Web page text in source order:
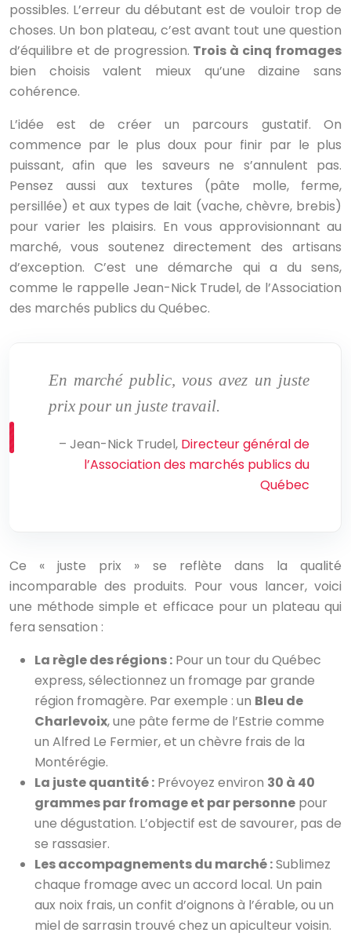
possibles. L’erreur du débutant est de vouloir trop de
choses. Un bon plateau, c’est avant tout une question
d’équilibre et de progression. Trois à cinq fromages
bien choisis valent mieux qu’une dizaine sans
cohérence.
L’idée est de créer un parcours gustatif. On
commence par le plus doux pour finir par le plus
puissant, afin que les saveurs ne s’annulent pas.
Pensez aussi aux textures (pâte molle, ferme,
persillée) et aux types de lait (vache, chèvre, brebis)
pour varier les plaisirs. En vous approvisionnant au
marché, vous soutenez directement des artisans
d’exception. C’est une démarche qui a du sens,
comme le rappelle Jean-Nick Trudel, de l’Association
des marchés publics du Québec.
En marché public, vous avez un juste
prix pour un juste travail.
– Jean-Nick Trudel, Directeur général de
l’Association des marchés publics du
Québec
Ce « juste prix » se reflète dans la qualité
incomparable des produits. Pour vous lancer, voici
une méthode simple et efficace pour un plateau qui
fera sensation :
La règle des régions : Pour un tour du Québec
express, sélectionnez un fromage par grande
région fromagère. Par exemple : un Bleu de
Charlevoix, une pâte ferme de l’Estrie comme
un Alfred Le Fermier, et un chèvre frais de la
Montérégie.
La juste quantité : Prévoyez environ 30 à 40
grammes par fromage et par personne pour
une dégustation. L’objectif est de savourer, pas de
se rassasier.
Les accompagnements du marché :Sublimez
chaque fromage avec un accord local. Un pain
aux noix frais, un confit d’oignons à l’érable, ou un
miel de sarrasin trouvé chez un apiculteur voisin.